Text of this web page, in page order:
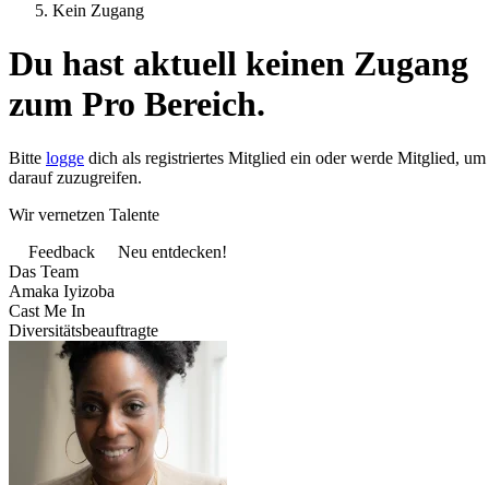
Kein Zugang
Du hast aktuell keinen Zugang
zum Pro Bereich.
Bitte logge dich als registriertes Mitglied ein oder werde Mitglied, um
darauf zuzugreifen.
Wir vernetzen Talente
Feedback
Neu entdecken!
Das Team
Amaka Iyizoba
Cast Me In
Diversitätsbeauftragte